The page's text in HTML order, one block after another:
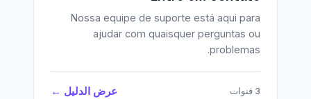
Nossa equipe de suporte está aqui para
ajudar com quaisquer perguntas ou
problemas.
3 قنوات عرض الدليل ←